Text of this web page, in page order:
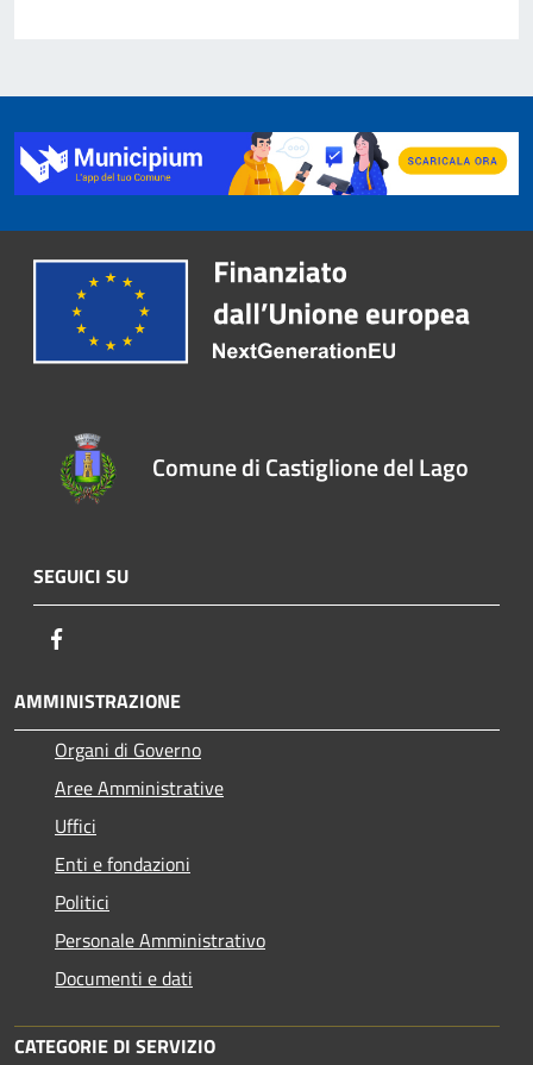
Comune di Castiglione del Lago
SEGUICI SU
AMMINISTRAZIONE
Organi di Governo
Aree Amministrative
Uffici
Enti e fondazioni
Politici
Personale Amministrativo
Documenti e dati
CATEGORIE DI SERVIZIO